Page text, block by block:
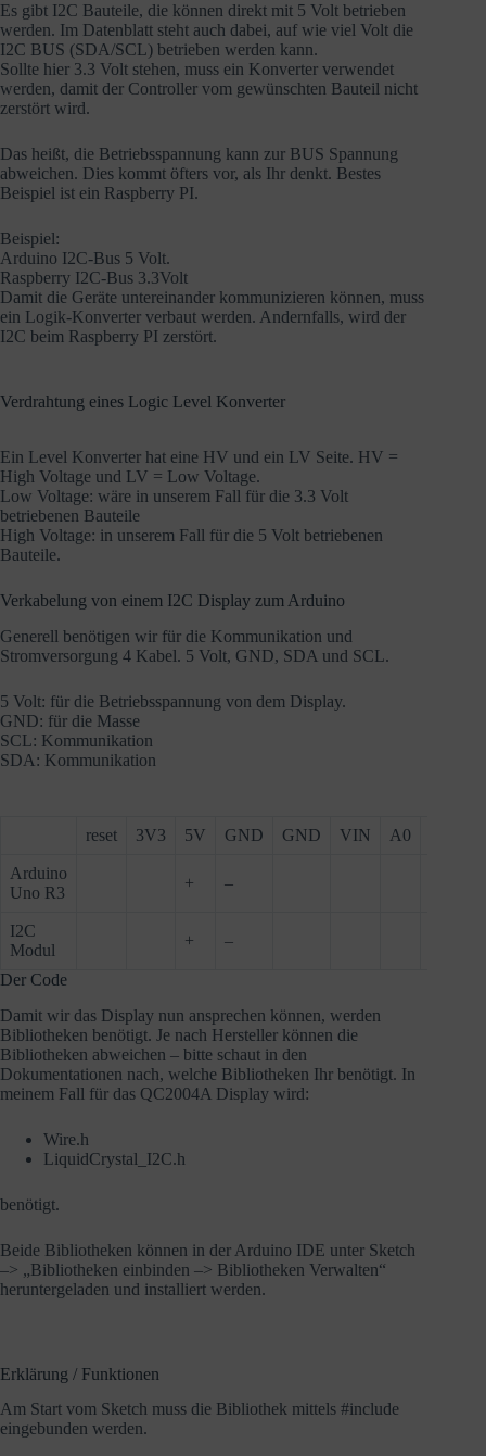
Es gibt I2C Bauteile, die können direkt mit 5 Volt betrieben
werden. Im Datenblatt steht auch dabei, auf wie viel Volt die
I2C BUS (SDA/SCL) betrieben werden kann.
Sollte hier 3.3 Volt stehen, muss ein Konverter verwendet
werden, damit der Controller vom gewünschten Bauteil nicht
zerstört wird.
Das heißt, die Betriebsspannung kann zur BUS Spannung
abweichen. Dies kommt öfters vor, als Ihr denkt. Bestes
Beispiel ist ein Raspberry PI.
Beispiel:
Arduino I2C-Bus 5 Volt.
Raspberry I2C-Bus 3.3Volt
Damit die Geräte untereinander kommunizieren können, muss
ein Logik-Konverter verbaut werden. Andernfalls, wird der
I2C beim Raspberry PI zerstört.
Verdrahtung eines Logic Level Konverter
Ein Level Konverter hat eine HV und ein LV Seite. HV =
High Voltage und LV = Low Voltage.
Low Voltage: wäre in unserem Fall für die 3.3 Volt
betriebenen Bauteile
High Voltage: in unserem Fall für die 5 Volt betriebenen
Bauteile.
Verkabelung von einem I2C Display zum Arduino
Generell benötigen wir für die Kommunikation und
Stromversorgung 4 Kabel. 5 Volt, GND, SDA und SCL.
5 Volt: für die Betriebsspannung von dem Display.
GND: für die Masse
SCL: Kommunikation
SDA: Kommunikation
reset 3V3 5V GND GND VIN A0
Arduino
Uno R3
+ –
I2C
Modul
+ –
Der Code
Damit wir das Display nun ansprechen können, werden
Bibliotheken benötigt. Je nach Hersteller können die
Bibliotheken abweichen – bitte schaut in den
Dokumentationen nach, welche Bibliotheken Ihr benötigt. In
meinem Fall für das QC2004A Display wird:
Wire.h
LiquidCrystal_I2C.h
benötigt.
Beide Bibliotheken können in der Arduino IDE unter Sketch
–> „Bibliotheken einbinden –> Bibliotheken Verwalten“
heruntergeladen und installiert werden.
Erklärung / Funktionen
Am Start vom Sketch muss die Bibliothek mittels #include
eingebunden werden.